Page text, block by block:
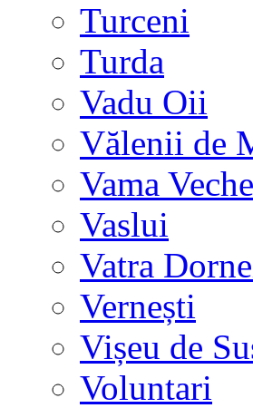
Turceni
Turda
Vadu Oii
Vălenii de
Vama Veche
Vaslui
Vatra
Vernești
Vișeu de
Voluntari